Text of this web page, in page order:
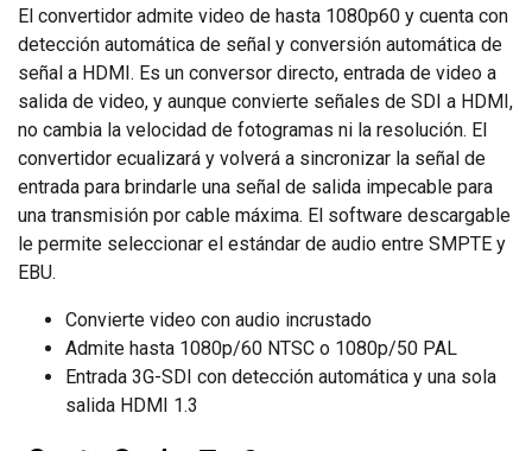
El convertidor admite video de hasta 1080p60 y cuenta con
detección automática de señal y conversión automática de
señal a HDMI. Es un conversor directo, entrada de video a
salida de video, y aunque convierte señales de SDI a HDMI,
no cambia la velocidad de fotogramas ni la resolución. El
convertidor ecualizará y volverá a sincronizar la señal de
entrada para brindarle una señal de salida impecable para
una transmisión por cable máxima. El software descargable
le permite seleccionar el estándar de audio entre SMPTE y
EBU.
Convierte video con audio incrustado
Admite hasta 1080p/60 NTSC o 1080p/50 PAL
Entrada 3G-SDI con detección automática y una sola
salida HDMI 1.3